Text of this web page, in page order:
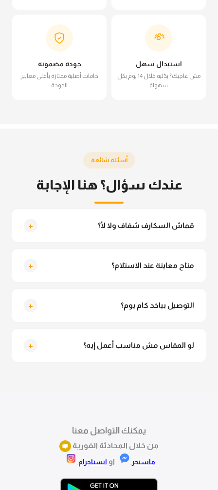
استبدال سهل
مش عاجبك؟ بدّليه خلال 14 يوم بكل
سهولة
جودة مضمونة
خامات أصلية ممتازة بأعلى معايير
الجودة
أسئلة شائعة
عندك سؤال؟ هنا الإجابة
قماش السكارف شفاف ولا لأ؟ +
متاح معاينة عند الاستلام؟ +
التوصيل بياخد كام يوم؟ +
لو المقاس مش مناسب أعمل إيه؟ +
يمكنك التواصل معنا
من خلال المحادثة الفورية
ماسنجر او انستاجرام